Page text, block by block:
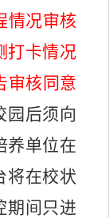
情况审核
打卡情况
审核同意
园后须向
养单位在
将在校状
期间只进